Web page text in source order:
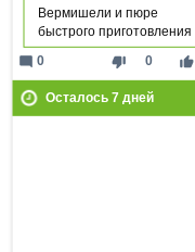
Вермишели и пюре
быстрого приготовления
thumb_down 0 thumb_up
mode_comment 0
Осталось 7дней